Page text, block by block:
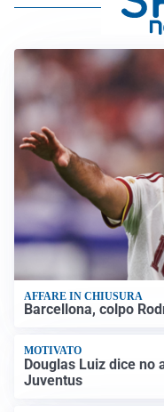
AFFARE IN CHIUSURA
Barcellona, colpo
MOTIVATO
Douglas Luiz dice no
Juventus